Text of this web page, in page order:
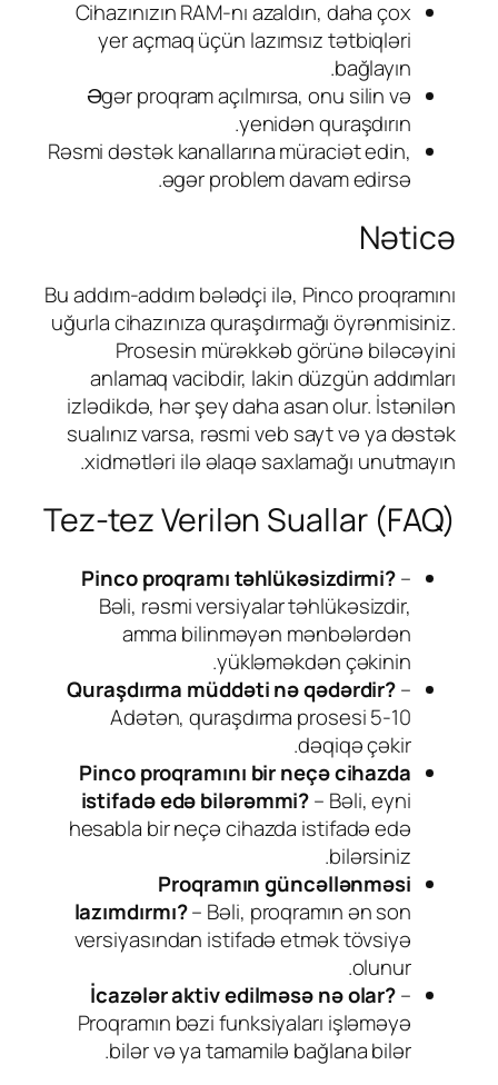
Cihazınızın RAM-nı azaldın, daha çox
yer açmaq üçün lazımsız tətbiqləri
bağlayın.
Əgər proqram açılmırsa, onu silin və
yenidən quraşdırın.
Rəsmi dəstək kanallarına müraciət edin,
əgər problem davam edirsə.
Nəticə
Bu addım-addım bələdçi ilə, Pinco proqramını
uğurla cihazınıza quraşdırmağı öyrənmisiniz.
Prosesin mürəkkəb görünə biləcəyini
anlamaq vacibdir, lakin düzgün addımları
izlədikdə, hər şey daha asan olur. İstənilən
sualınız varsa, rəsmi veb sayt və ya dəstək
xidmətləri ilə əlaqə saxlamağı unutmayın.
Tez-tez Verilən Suallar (FAQ)
Pinco proqramı təhlükəsizdirmi?–
Bəli, rəsmi versiyalar təhlükəsizdir,
amma bilinməyən mənbələrdən
yükləməkdən çəkinin.
Quraşdırma müddəti nə qədərdir?–
Adətən, quraşdırma prosesi 5-10
dəqiqə çəkir.
Pinco proqramını bir neçə cihazda
istifadə edə bilərəmmi?– Bəli, eyni
hesabla bir neçə cihazda istifadə edə
bilərsiniz.
Proqramın güncəllənməsi
lazımdırmı?– Bəli, proqramın ən son
versiyasından istifadə etmək tövsiyə
olunur.
İcazələr aktiv edilməsə nə olar?–
Proqramın bəzi funksiyaları işləməyə
bilər və ya tamamilə bağlana bilər.